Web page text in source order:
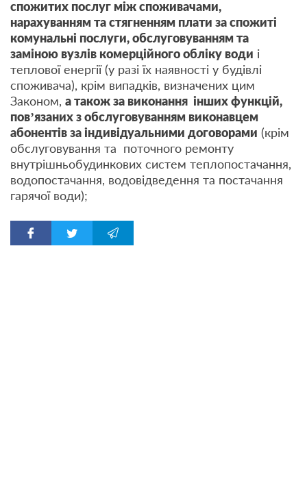
спожитих послуг між споживачами,
нарахуванням та стягненням плати за спожиті
комунальні послуги, обслуговуванням та
заміною вузлів комерційного обліку води і
теплової енергії (у разі їх наявності у будівлі
споживача), крім випадків, визначених цим
Законом, а також за виконання інших функцій,
пов’язаних з обслуговуванням виконавцем
абонентів за індивідуальними договорами (крім
обслуговування та поточного ремонту
внутрішньобудинкових систем теплопостачання,
водопостачання, водовідведення та постачання
гарячої води);